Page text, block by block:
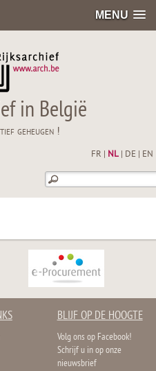
MENU
in België
geheugen !
FR NL| DE EN
BLIJF OP DE HOOGTE
Volg ons op Facebook!
Schrijf u in op onze
nieuwsbrief